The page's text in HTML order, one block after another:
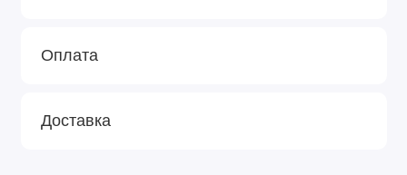
Оплата
Доставка